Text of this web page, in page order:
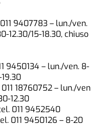
9407783 – lun./ven.
12.30/15-18.30, chiuso
9450134 – lun./ven. 8-
18760752 – lun./ven
12.30
011 9452540
011 9450126 – 8-20